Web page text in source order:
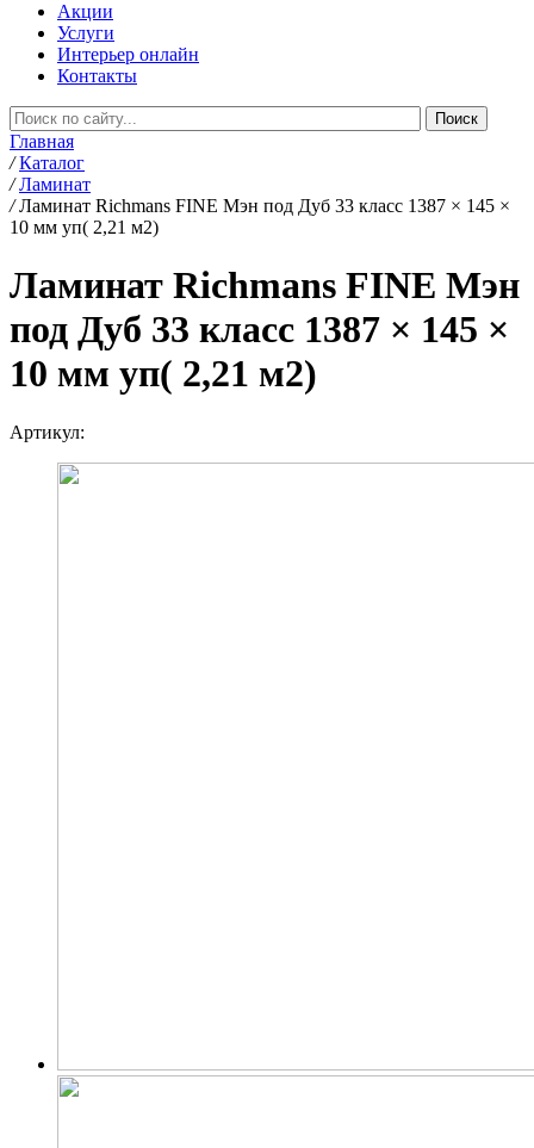
Акции
Услуги
Интерьер онлайн
Контакты
Главная
/ Каталог
/ Ламинат
/ Ламинат Richmans FINE Мэн под Дуб 33 класс 1387 × 145 ×
10 мм уп( 2,21 м2)
Ламинат Richmans FINE Мэн
под Дуб 33 класс 1387 × 145 ×
10 мм уп( 2,21 м2)
Артикул: